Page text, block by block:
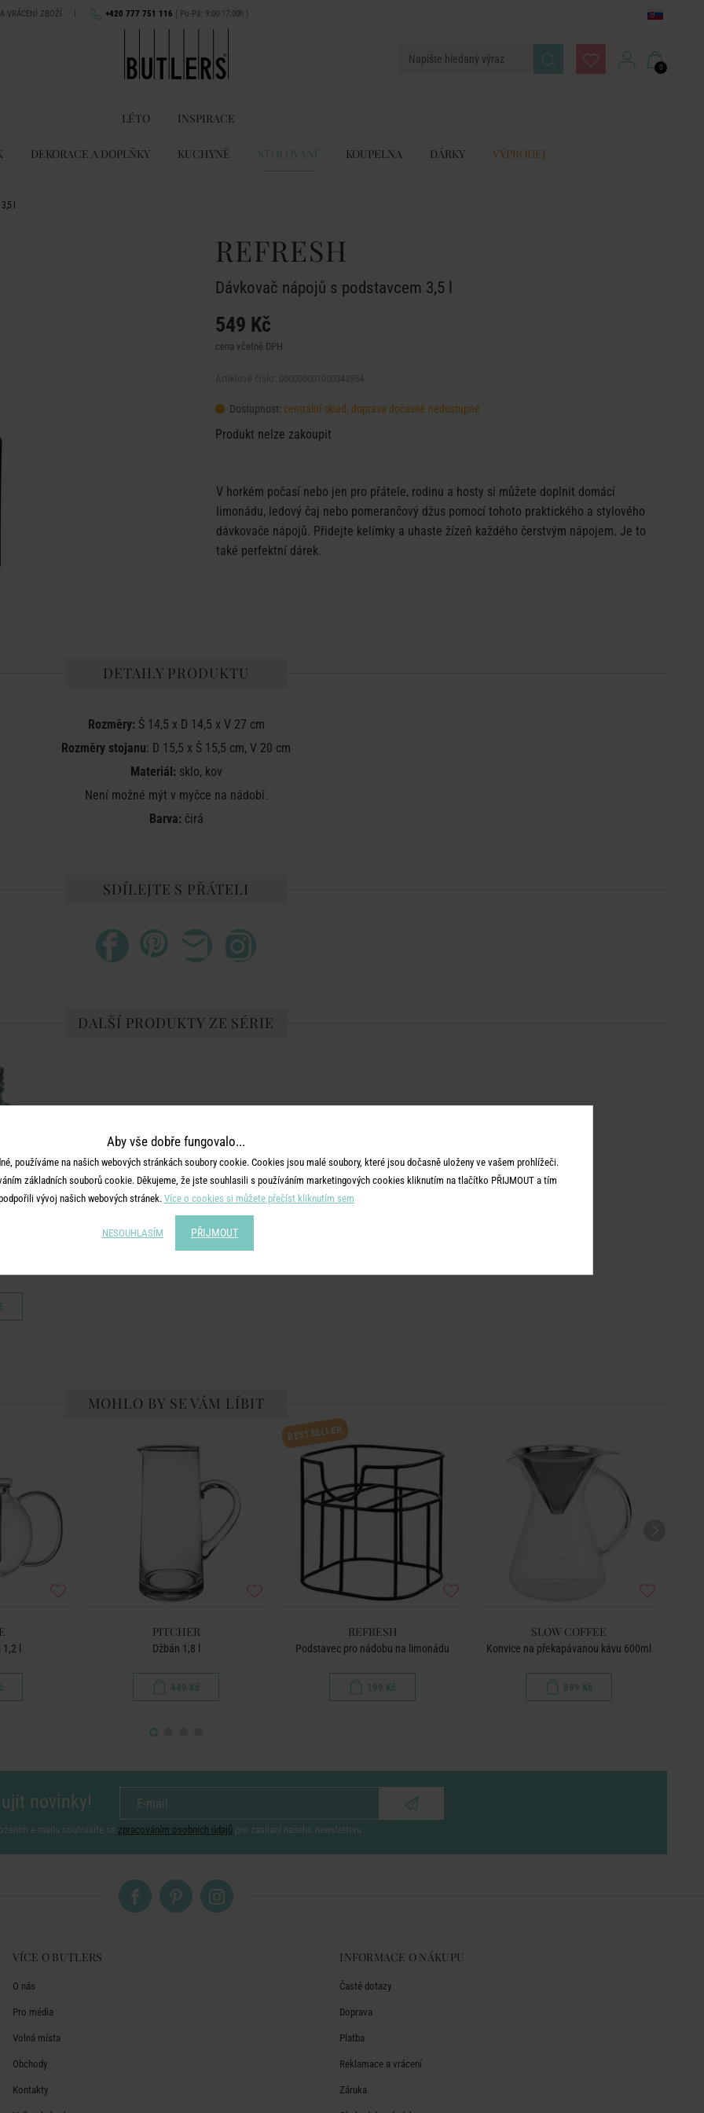
VRÁCENÍ ZBOŽÍ | +420 777 751 116 ( Po-Pá: 9:00-17:00h )
0
LÉTO INSPIRACE
DEKORACE A DOPLŇKY KUCHYNĚ STOLOVÁNÍ KOUPELNA DÁRKY VÝPRODEJ
l
REFRESH
Dávkovač nápojů s podstavcem 3,5 l
549 Kč
cena včetně DPH
Dostupnost: centrální sklad, doprava dočasně nedostupné
Produkt nelze zakoupit
V horkém počasí nebo jen pro přátele, rodinu a hosty si můžete doplnit domácí
limonádu, ledový čaj nebo pomerančový džus pomocí tohoto praktického a stylového
dávkovače nápojů. Přidejte kelímky a uhaste žízeň každého čerstvým nápojem. Je to
také perfektní dárek.
DETAILY PRODUKTU
Rozměry:Š 14,5 x D 14,5 x V 27 cm
Rozměry stojanu: D 15,5 x Š 15,5 cm, V 20 cm
Materiál:sklo, kov
Není možné mýt v myčce na nádobí.
Barva:čirá
SDÍLEJTE S PŘÁTELI
DALŠÍ PRODUKTY ZE SÉRIE
MOHLO BY SE VÁM LÍBIT
l
PITCHER
Džbán 1,8 l
449 Kč
BESTSELLER
REFRESH
Podstavec pro nádobu na limonádu
199 Kč
SLOW COFFEE
Konvice na překapávanou kávu 600ml
899 Kč
novinky!
e-mailu souhlasíte se zpracováním osobních údajů pro zasílání našeho newsletteru
VÍCE O BUTLERS
O nás
Pro média
Volná místa
Obchody
Kontakty
INFORMACE O NÁKUPU
Časté dotazy
Doprava
Platba
Reklamace a vrácení
Záruka
Aby vše dobře fungovalo...
používáme na našich webových stránkách soubory cookie. Cookies jsou malé soubory, které jsou dočasně uloženy ve vašem prohlížeči.
základních souborů cookie. Děkujeme, že jste souhlasili s používáním marketingových cookies kliknutím na tlačítko PŘIJMOUT a tím
vývoj našich webových stránek. Více o cookies si můžete přečíst kliknutím sem
NESOUHLASÍM PŘIJMOUT